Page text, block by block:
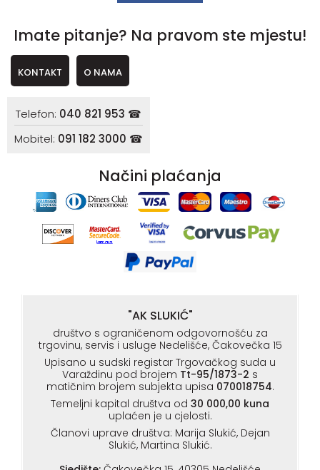
Imate pitanje? Na pravom ste mjestu!
KONTAKT O NAMA
Telefon: 040 821 953 ☎
Mobitel: 091 182 3000 ☎
Načini plaćanja
"AK SLUKIĆ"
društvo s ograničenom odgovornošću za
trgovinu, servis i usluge Nedelišće, Čakovečka 15
Upisano u sudski registar Trgovačkog suda u
Varaždinu pod brojem Tt-95/1873-2 s
matičnim brojem subjekta upisa 070018754.
Temeljni kapital društva od 30 000,00 kuna
uplaćen je u cjelosti.
Članovi uprave društva: Marija Slukić, Dejan
Slukić, Martina Slukić.